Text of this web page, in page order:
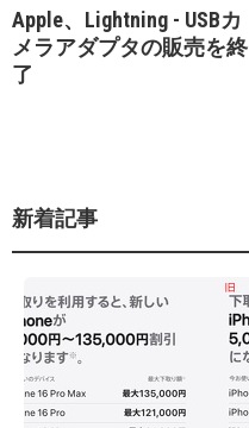
Apple、Lightning - USBカ
メラアダプタの販売を終
了
新着記事